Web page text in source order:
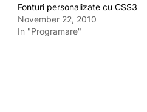
Fonturi personalizate cu CSS3
November 22, 2010
In "Programare"